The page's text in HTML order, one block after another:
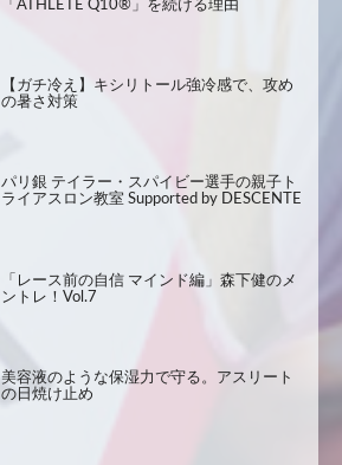
「ATHLETE Q10®」を続ける理由
【ガチ冷え】キシリトール強冷感で、攻め
の暑さ対策
パリ銀 テイラー・スパイビー選手の親子ト
ライアスロン教室 Supported by DESCENTE
「レース前の自信 マインド編」森下健のメ
ントレ！Vol.7
美容液のような保湿力で守る。アスリート
の日焼け止め